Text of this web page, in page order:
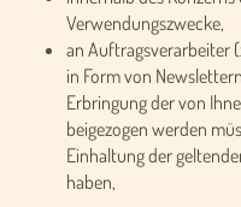
Verwendungszwecke,
an Auftragsverarbeiter
in Form von
Erbringung der von
beigezogen werden
Einhaltung der
haben,